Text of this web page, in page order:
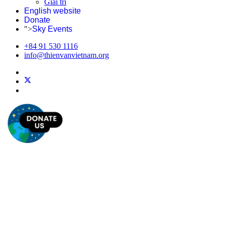
Giải trí
English website
Donate
">Sky Events
+84 91 530 1116
info@thienvanvietnam.org